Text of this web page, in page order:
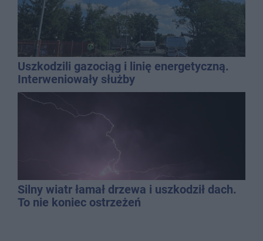
Uszkodzili gazociąg i linię energetyczną.
Interweniowały służby
Silny wiatr łamał drzewa i uszkodził dach.
To nie koniec ostrzeżeń